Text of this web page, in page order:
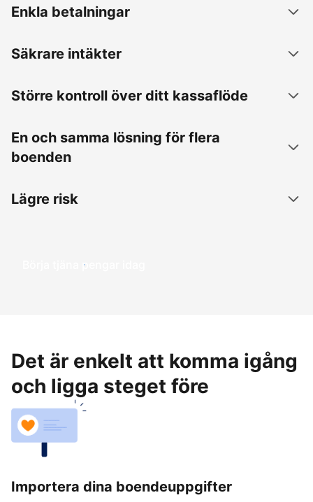
Enkla betalningar
Säkrare intäkter
Större kontroll över ditt kassaflöde
En och samma lösning för flera
boenden
Lägre risk
Börja tjäna pengar idag
Det är enkelt att komma igång
och ligga steget före
Importera dina boendeuppgifter